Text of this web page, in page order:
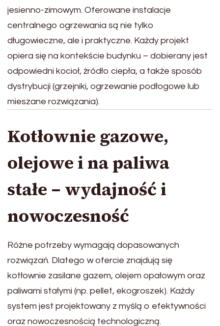
jesienno-zimowym. Oferowane instalacje
centralnego ogrzewania są nie tylko
długowieczne, ale i praktyczne. Każdy projekt
opiera się na kontekście budynku – dobierany jest
odpowiedni kocioł, źródło ciepła, a także sposób
dystrybucji (grzejniki, ogrzewanie podłogowe lub
mieszane rozwiązania).
Kotłownie gazowe,
olejowe i na paliwa
stałe – wydajność i
nowoczesność
Różne potrzeby wymagają dopasowanych
rozwiązań. Dlatego w ofercie znajdują się
kotłownie zasilane gazem, olejem opałowym oraz
paliwami stałymi (np. pellet, ekogroszek). Każdy
system jest projektowany z myślą o efektywności
oraz nowoczesnością technologiczną.